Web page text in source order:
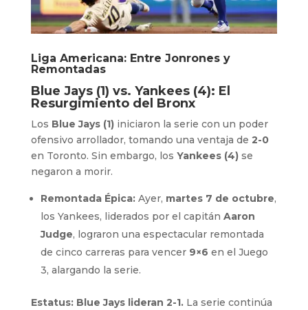
Liga Americana: Entre Jonrones y
Remontadas
Blue Jays (1) vs. Yankees (4): El
Resurgimiento del Bronx
Los Blue Jays (1)iniciaron la serie con un poder
ofensivo arrollador, tomando una ventaja de 2-0
en Toronto. Sin embargo, los Yankees (4)se
negaron a morir.
Remontada Épica:Ayer, martes 7 de octubre,
los Yankees, liderados por el capitán Aaron
Judge, lograron una espectacular remontada
de cinco carreras para vencer 9×6 en el Juego
3, alargando la serie.
Estatus: Blue Jays lideran 2-1.La serie continúa